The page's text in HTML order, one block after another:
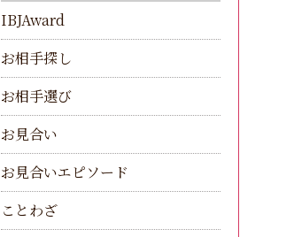
IBJAward
お相手探し
お相手選び
お見合い
お見合いエピソード
ことわざ